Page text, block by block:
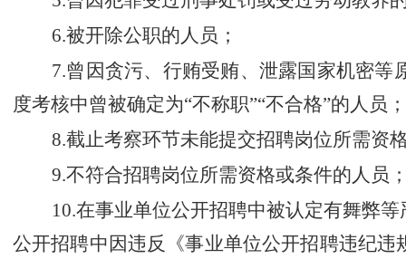
6.被开除公职的人员；
7.曾因贪污、行贿受贿、泄露国家机密
度考核中曾被确定为“不称职”“不合格”的人员；
8.截止考察环节未能提交招聘岗位所需资
9.不符合招聘岗位所需资格或条件的人员
10.在事业单位公开招聘中被认定有舞弊
公开招聘中因违反《事业单位公开招聘违纪